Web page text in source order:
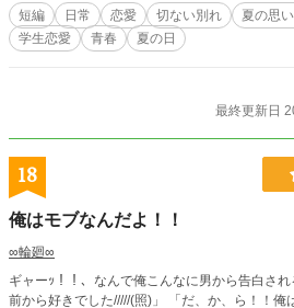
短編 日常 恋愛 切ない別れ 夏の思
学生恋愛
青春 夏の日
最終更新日
18
俺はモブなんだよ！！
∞輪廻∞
ギャーｯ！！、なんで俺こんなに男から告白されるんだ？！ 「あ
前から好きでした/////(照)」 「だ、か、ら！！俺は、陰キャでモブの立場なんだ